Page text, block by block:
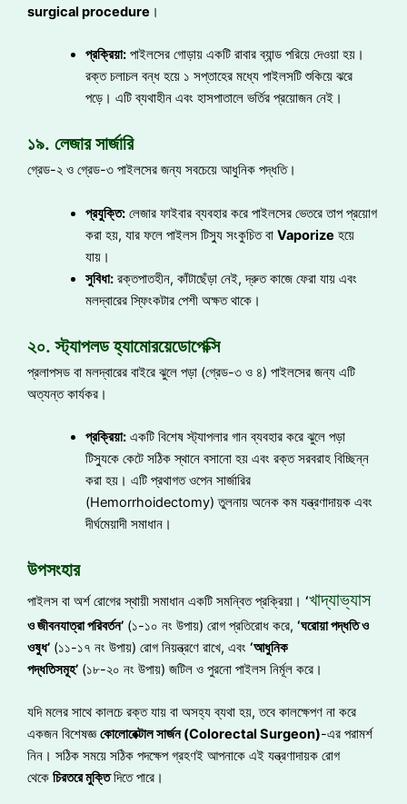
surgical procedure ।
প্রক্রিয়া:পাইলসের গোড়ায় একটি রাবার ব্যান্ড পরিয়ে দেওয়া হয়।
রক্ত চলাচল বন্ধ হয়ে ১ সপ্তাহের মধ্যে পাইলসটি শুকিয়ে ঝরে
পড়ে। এটি ব্যথাহীন এবং হাসপাতালে ভর্তির প্রয়োজন নেই।
১৯. লেজার সার্জারি
গ্রেড-২ ও গ্রেড-৩ পাইলসের জন্য সবচেয়ে আধুনিক পদ্ধতি।
প্রযুক্তি:লেজার ফাইবার ব্যবহার করে পাইলসের ভেতরে তাপ প্রয়োগ
করা হয়, যার ফলে পাইলস টিস্যু সংকুচিত বা Vaporize হয়ে
যায়।
সুবিধা:রক্তপাতহীন, কাঁটাছেঁড়া নেই, দ্রুত কাজে ফেরা যায় এবং
মলদ্বারের স্ফিংকটার পেশী অক্ষত থাকে।
২০. স্ট্যাপলড হ্যামোরয়েডোপেক্সি
প্রলাপসড বা মলদ্বারের বাইরে ঝুলে পড়া (গ্রেড-৩ ও ৪) পাইলসের জন্য এটি
অত্যন্ত কার্যকর।
প্রক্রিয়া:একটি বিশেষ স্ট্যাপলার গান ব্যবহার করে ঝুলে পড়া
টিস্যুকে কেটে সঠিক স্থানে বসানো হয় এবং রক্ত সরবরাহ বিচ্ছিন্ন
করা হয়। এটি প্রথাগত ওপেন সার্জারির
(Hemorrhoidectomy) তুলনায় অনেক কম যন্ত্রণাদায়ক এবং
দীর্ঘমেয়াদী সমাধান।
উপসংহার
পাইলস বা অর্শ রোগের স্থায়ী সমাধান একটি সমন্বিত প্রক্রিয়া। ‘খাদ্যাভ্যাস
ও জীবনযাত্রা পরিবর্তন’ (১-১০ নং উপায়) রোগ প্রতিরোধ করে, ‘ঘরোয়া পদ্ধতি ও
ওষুধ’ (১১-১৭ নং উপায়) রোগ নিয়ন্ত্রণে রাখে, এবং ‘আধুনিক
পদ্ধতিসমূহ’ (১৮-২০ নং উপায়) জটিল ও পুরনো পাইলস নির্মূল করে।
যদি মলের সাথে কালচে রক্ত যায় বা অসহ্য ব্যথা হয়, তবে কালক্ষেপণ না করে
একজন বিশেষজ্ঞকোলোরেক্টাল সার্জন (Colorectal Surgeon)-এর পরামর্শ
নিন। সঠিক সময়ে সঠিক পদক্ষেপ গ্রহণই আপনাকে এই যন্ত্রণাদায়ক রোগ
থেকে চিরতরে মুক্তিদিতে পারে।